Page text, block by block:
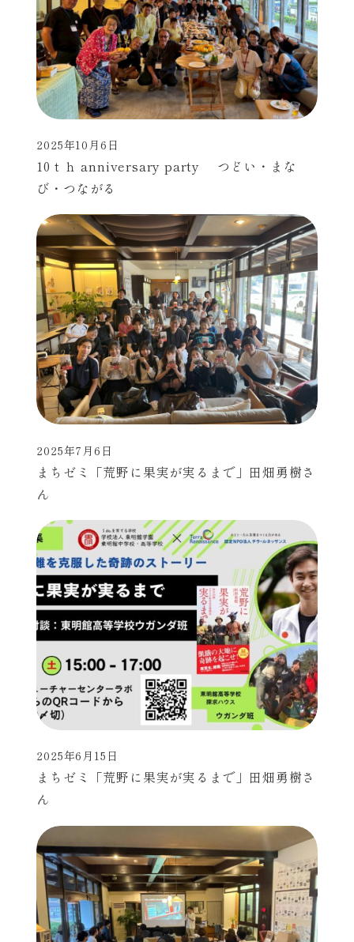
10ｔｈ anniversary party つどい・まな
び・つながる
投稿日
2025年10月6日
まちゼミ「荒野に果実が実るまで」田畑勇樹さ
ん
投稿日
2025年7月6日
まちゼミ「荒野に果実が実るまで」田畑勇樹さ
ん
投稿日
2025年6月15日